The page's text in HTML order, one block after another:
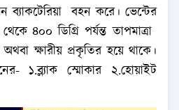
ব্যাকটেরিয়া বহন করে। ভেন্টের
৪০০ ডিগ্রি পর্যন্ত তাপমাত্রা
ক্ষারীয় প্রকৃতির হয়ে থাকে।
১.ব্ল্যাক স্মোকার ২.হোয়াইট